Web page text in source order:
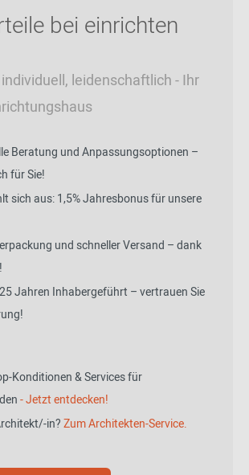
bei einrichten
leidenschaftlich - Ihr
Beratung und Anpassungsoptionen –
für Sie!
sich aus: 1,5% Jahresbonus für unsere
und schneller Versand – dank
Jahren Inhabergeführt – vertrauen Sie
Konditionen & Services für
- Jetzt entdecken!
in?Zum Architekten-Service.